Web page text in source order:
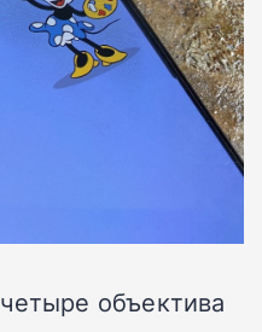
четыре объектива